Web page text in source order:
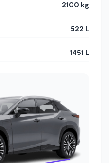
2100 kg
522 L
1451 L